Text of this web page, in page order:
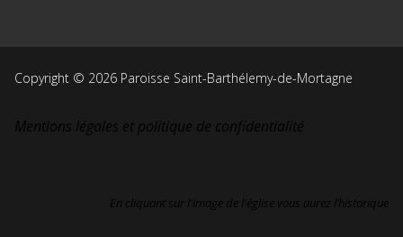
Copyright © 2026 Paroisse Saint-Barthélemy-de-Mortagne
Mentions légales et politique de confidentialité
En cliquant sur l'image de l'église vous aurez l’historique